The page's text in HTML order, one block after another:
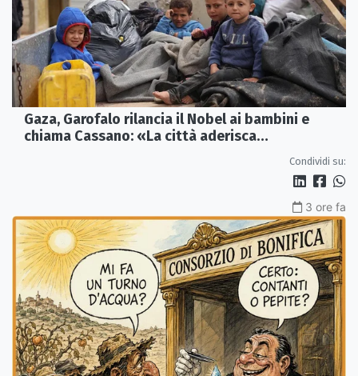
Gaza, Garofalo rilancia il Nobel ai bambini e
chiama Cassano: «La città aderisca
Condividi su:
3 ore fa